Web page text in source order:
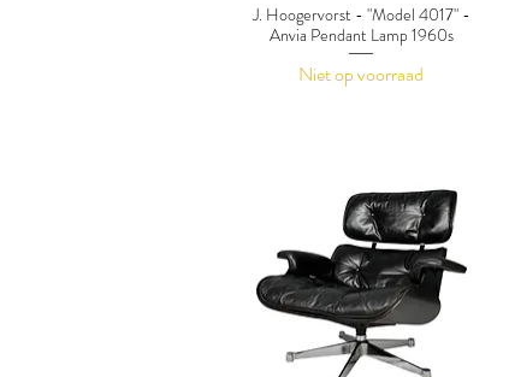
J. Hoogervorst - "Model 4017" -
Anvia Pendant Lamp 1960s
Niet op voorraad